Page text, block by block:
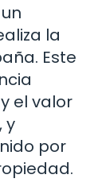
la
Este
el valor
y
por